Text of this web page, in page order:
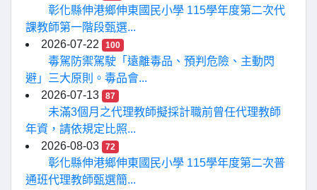
彰化縣伸港鄉伸東國民小學 115學年度第二次代
課教師第一階段甄選...
2026-07-22
100
毒駕防禦駕駛「遠離毒品、預判危險、主動閃
避」三大原則。毒品會...
2026-07-13
87
未滿3個月之代理教師擬採計職前曾任代理教師
年資，請依規定比照...
2026-08-03
72
彰化縣伸港鄉伸東國民小學 115學年度第二次普
通班代理教師甄選簡...